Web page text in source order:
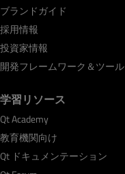
ブランドガイド
採用情報
投資家情報
開発フレームワーク＆ツール
学習リソース
Qt Academy
教育機関向け
Qt ドキュメンテーション